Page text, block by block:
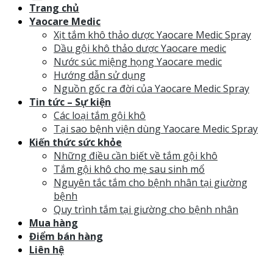
Trang chủ
Yaocare Medic
Xịt tắm khô thảo dược Yaocare Medic Spray
Dầu gội khô thảo dược Yaocare medic
Nước súc miệng họng Yaocare medic
Hướng dẫn sử dụng
Nguồn gốc ra đời của Yaocare Medic Spray
Tin tức – Sự kiện
Các loại tắm gội khô
Tại sao bệnh viện dùng Yaocare Medic Spray
Kiến thức sức khỏe
Những điều cần biết về tắm gội khô
Tắm gội khô cho mẹ sau sinh mổ
Nguyên tắc tắm cho bệnh nhân tại giường
bệnh
Quy trình tắm tại giường cho bệnh nhân
Mua hàng
Điểm bán hàng
Liên hệ